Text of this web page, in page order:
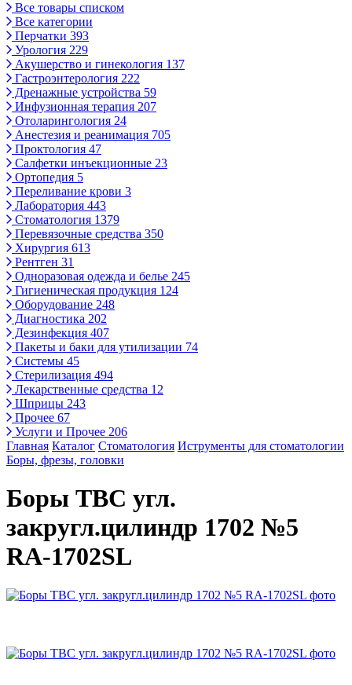
Все товары списком
Все категории
Перчатки 393
Урология 229
Акушерство и гинекология 137
Гастроэнтерология 222
Дренажные устройства 59
Инфузионная терапия 207
Отоларингология 24
Анестезия и реанимация 705
Проктология 47
Салфетки инъекционные 23
Ортопедия 5
Переливание крови 3
Лаборатория 443
Стоматология 1379
Перевязочные средства 350
Хирургия 613
Рентген 31
Одноразовая одежда и белье 245
Гигиеническая продукция 124
Оборудование 248
Диагностика 202
Дезинфекция 407
Пакеты и баки для утилизации 74
Системы 45
Стерилизация 494
Лекарственные средства 12
Шприцы 243
Прочее 67
Услуги и Прочее 206
Главная Каталог Стоматология Иструменты для стоматологии
Боры, фрезы, головки
Боры ТВС угл.
закругл.цилиндр 1702 №5
RA-1702SL